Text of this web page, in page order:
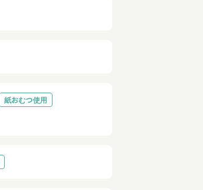
紙おむつ使用